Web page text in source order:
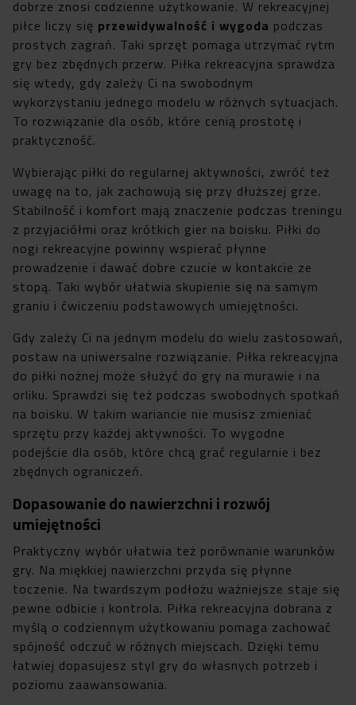
dobrze znosi codzienne użytkowanie. W rekreacyjnej
piłce liczy się przewidywalność i wygoda podczas
prostych zagrań. Taki sprzęt pomaga utrzymać rytm
gry bez zbędnych przerw. Piłka rekreacyjna sprawdza
się wtedy, gdy zależy Ci na swobodnym
wykorzystaniu jednego modelu w różnych sytuacjach.
To rozwiązanie dla osób, które cenią prostotę i
praktyczność.
Wybierając piłki do regularnej aktywności, zwróć też
uwagę na to, jak zachowują się przy dłuższej grze.
Stabilność i komfort mają znaczenie podczas treningu
z przyjaciółmi oraz krótkich gier na boisku. Piłki do
nogi rekreacyjne powinny wspierać płynne
prowadzenie i dawać dobre czucie w kontakcie ze
stopą. Taki wybór ułatwia skupienie się na samym
graniu i ćwiczeniu podstawowych umiejętności.
Gdy zależy Ci na jednym modelu do wielu zastosowań,
postaw na uniwersalne rozwiązanie. Piłka rekreacyjna
do piłki nożnej może służyć do gry na murawie i na
orliku. Sprawdzi się też podczas swobodnych spotkań
na boisku. W takim wariancie nie musisz zmieniać
sprzętu przy każdej aktywności. To wygodne
podejście dla osób, które chcą grać regularnie i bez
zbędnych ograniczeń.
Dopasowanie do nawierzchni i rozwój
umiejętności
Praktyczny wybór ułatwia też porównanie warunków
gry. Na miękkiej nawierzchni przyda się płynne
toczenie. Na twardszym podłożu ważniejsze staje się
pewne odbicie i kontrola. Piłka rekreacyjna dobrana z
myślą o codziennym użytkowaniu pomaga zachować
spójność odczuć w różnych miejscach. Dzięki temu
łatwiej dopasujesz styl gry do własnych potrzeb i
poziomu zaawansowania.